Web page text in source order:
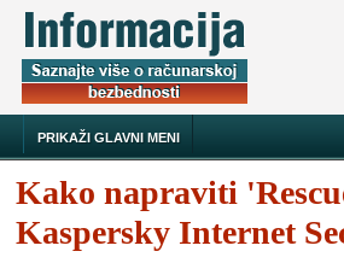
PRIKAŽI GLAVNI MENI
Kako napraviti
Kaspersky Internet